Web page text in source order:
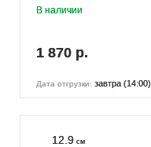
В наличии
1 870 р.
Дата отгрузки: завтра (14:00)
12.9 см